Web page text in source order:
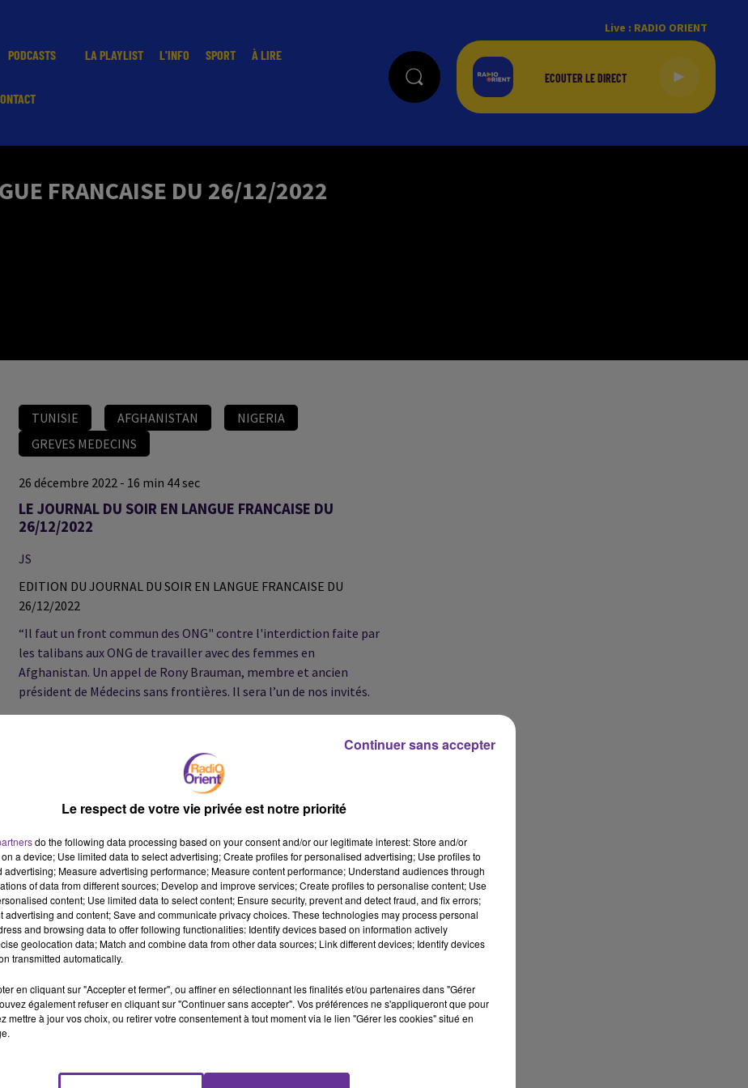
PODCASTS LA PLAYLIST L'INFO SPORT À LIRE
Live : RADIO ORIENT
FRANCAISE DU 26/12/2022
TUNISIE AFGHANISTAN
NIGERIA
GREVES MEDECINS
26 décembre 2022 - 16 min 44 sec
LE JOURNAL DU SOIR EN LANGUE FRANCAISE DU
26/12/2022
JS
EDITION DU JOURNAL DU SOIR EN LANGUE FRANCAISE DU
26/12/2022
“Il faut un front commun des ONG" contre l'interdiction faite par
les talibans aux ONG de travailler avec des femmes en
Afghanistan. Un appel de Rony Brauman, membre et ancien
président de Médecins sans frontières. Il sera l’un de nos invités.
Trois jours après la tuerie qui a coûté la vie à trois personnes
issues de la communauté kurde, une nouvelle marche s’est tenue
En Tunisie, la puissante centrale syndicale UGTT appelle à
l’élaboration d’une feuille de route pour sauver le pays de la
crise.
Quel modèle de développement pour l’Algérie. C’était le thème de
la dernière conférence débat organisée par le conseil scientifique
Le respect de votre vie privée est notre priorité
do the following data processing based on your consent and/or our legitimate interest: Store and/or
a device; Use limited data to select advertising; Create profiles for personalised advertising; Use profiles to
advertising; Measure advertising performance; Measure content performance; Understand audiences through
of data from different sources; Develop and improve services; Create profiles to personalise content; Use
content; Use limited data to select content; Ensure security, prevent and detect fraud, and fix errors;
advertising and content; Save and communicate privacy choices. These technologies may process personal
and browsing data to offer following functionalities: Identify devices based on information actively
geolocation data; Match and combine data from other data sources; Link different devices; Identify devices
transmitted automatically.
en cliquant sur "Accepter et fermer", ou affiner en sélectionnant les finalités et/ou partenaires dans "Gérer
également refuser en cliquant sur "Continuer sans accepter". Vos préférences ne s'appliqueront que pour
mettre à jour vos choix, ou retirer votre consentement à tout moment via le lien "Gérer les cookies" situé en
Continuer sans accepter